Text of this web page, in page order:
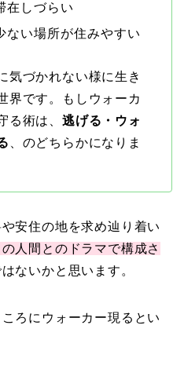
在しづらい
ない場所が住みやすい
気づかれない様に生き
界です。もしウォーカ
る術は、逃げる・ウォ
、のどちらかになりま
安住の地を求め辿り着い
人間とのドラマで構成さ
ないかと思います。
ろにウォーカー現るとい